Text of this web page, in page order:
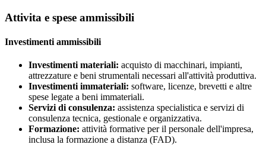
Attivita e spese ammissibili
Investimenti ammissibili
Investimenti materiali: acquisto di macchinari, impianti,
attrezzature e beni strumentali necessari all'attività produttiva.
Investimenti immateriali: software, licenze, brevetti e altre
spese legate a beni immateriali.
Servizi di consulenza: assistenza specialistica e servizi di
consulenza tecnica, gestionale e organizzativa.
Formazione: attività formative per il personale dell'impresa,
inclusa la formazione a distanza (FAD).